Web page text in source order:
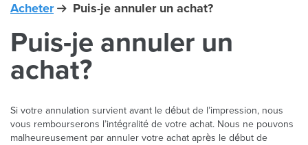
Acheter Puis-je annuler un achat?
Puis-je annuler un
achat?
Si votre annulation survient avant le début de l’impression, nous
vous rembourserons l’intégralité de votre achat. Nous ne pouvons
malheureusement par annuler votre achat après le début de